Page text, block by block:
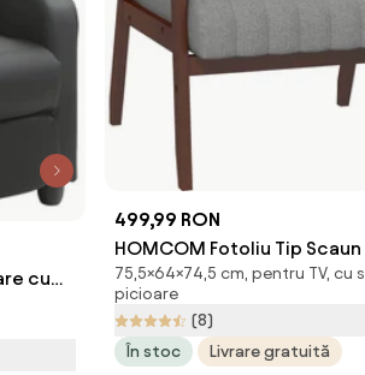
cu
cu
499,99 RON
HOMCOM Fotoliu Tip
Material, Fotoliu Capitonat
Dormitor, Sufragerie, cu
Lemn, 64x74,5x75,5 cm, Gri
Romania
75,5×64×74,5 cm, pentru TV,
picioare
(8)
În stoc
Livrare gratuită